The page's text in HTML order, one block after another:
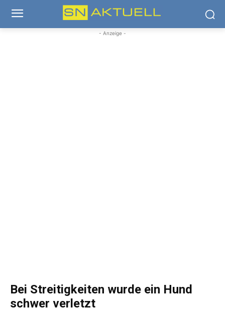
- Anzeige -
Bei Streitigkeiten wurde ein Hund
schwer verletzt